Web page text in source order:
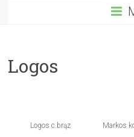
Logos
Logos c.brąz Markos